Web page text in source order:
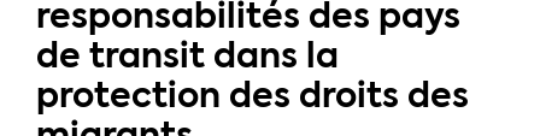
responsabilités des pays
de transit dans la
protection des droits des